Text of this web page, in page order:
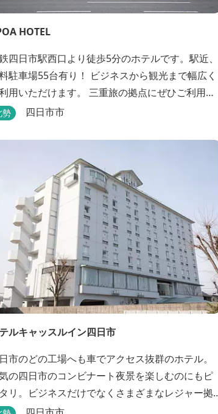
HOTEL
四日市駅西口より徒歩5分のホテルです。駅近、
駐車場55台有り！ ビジネスから観光まで幅広く
用いただけます。 三重旅の拠点にぜひご利用く
いませ♪
勢 四日市市
ルキャッスルイン四日市
市のどの工場へも車でアクセス抜群のホテル。
の四日市のコンビナート夜景を楽しむのにもピ
リ。ビジネスだけでなくさまざまなレジャー拠
しても最適です。